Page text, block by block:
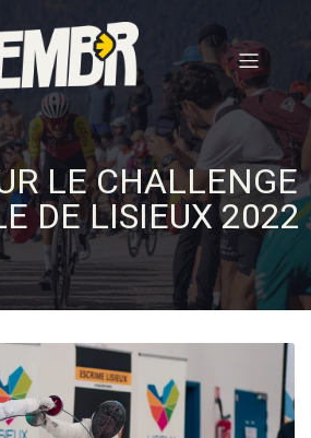
LE CHALLENGE
DE LISIEUX 2022